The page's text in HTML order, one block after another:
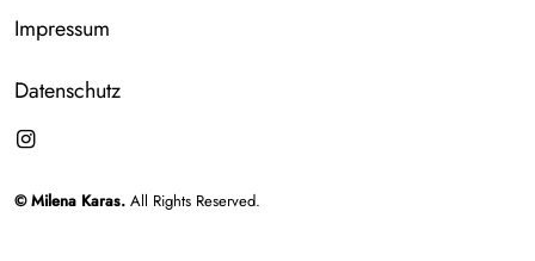
Impressum
Datenschutz
© Milena Karas. All Rights Reserved.